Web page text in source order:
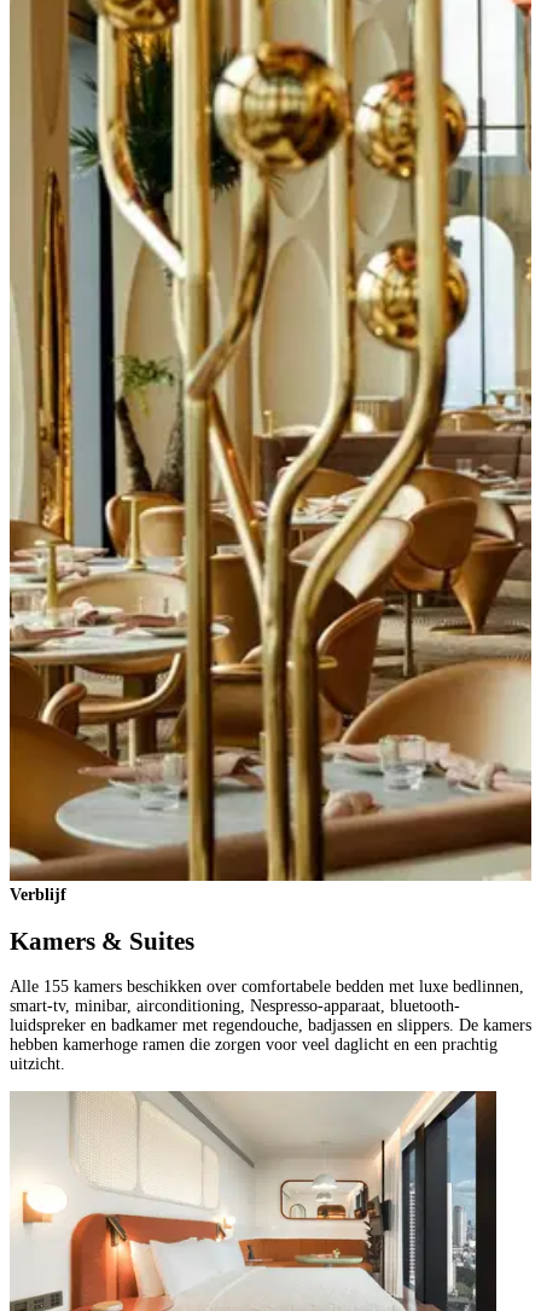
Verblijf
Kamers & Suites
Alle 155 kamers beschikken over comfortabele bedden met luxe bedlinnen,
smart-tv, minibar, airconditioning, Nespresso-apparaat, bluetooth-
luidspreker en badkamer met regendouche, badjassen en slippers. De kamers
hebben kamerhoge ramen die zorgen voor veel daglicht en een prachtig
uitzicht.